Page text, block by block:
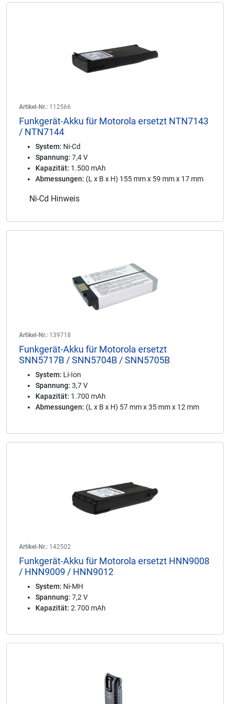
Artikel-Nr.: 112566
Funkgerät-Akku für Motorola ersetzt NTN7143
/ NTN7144
System: Ni-Cd
Spannung: 7,4 V
Kapazität: 1.500 mAh
Abmessungen: (L x B x H) 155 mm x 59 mm x 17 mm
Ni-Cd Hinweis
Artikel-Nr.: 139718
Funkgerät-Akku für Motorola ersetzt
SNN5717B / SNN5704B / SNN5705B
System: Li-Ion
Spannung: 3,7 V
Kapazität: 1.700 mAh
Abmessungen: (L x B x H) 57 mm x 35 mm x 12 mm
Artikel-Nr.: 142502
Funkgerät-Akku für Motorola ersetzt HNN9008
/ HNN9009 / HNN9012
System: Ni-MH
Spannung: 7,2 V
Kapazität: 2.700 mAh